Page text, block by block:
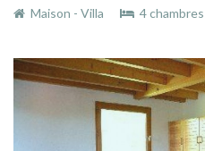
Maison - Villa
4 chambres